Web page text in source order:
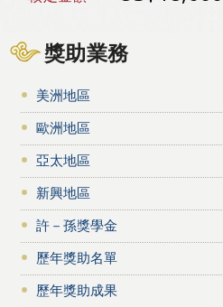
獎助業務
美洲地區
歐洲地區
亞太地區
新興地區
許－孫獎學金
歷年獎助名單
歷年獎助成果